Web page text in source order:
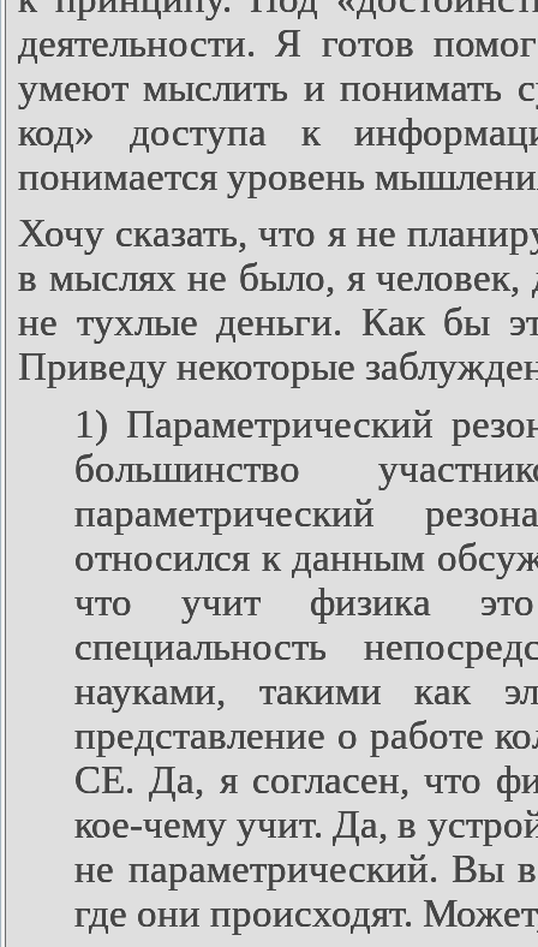
деятельности. Я готов
умеют мыслить и понимать
код» доступа к
понимается уровень
Хочу сказать, что я не
в мыслях не было, я человек,
не тухлые деньги. Как бы
Приведу некоторые
1) Параметрический
большинство
параметрический
относился к данным
что учит физика
специальность
науками, такими как
представление о работе
СЕ. Да, я согласен, что
кое-чему учит. Да, в
не параметрический. Вы
где они происходят.